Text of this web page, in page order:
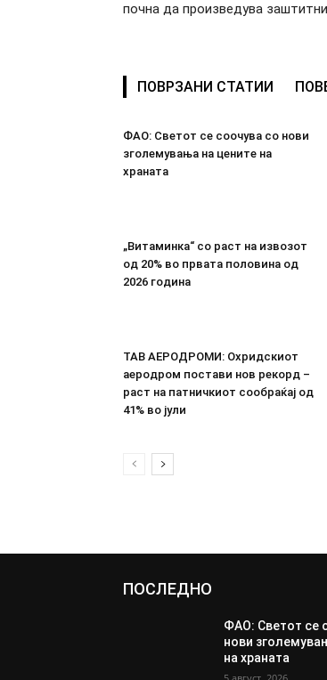
почна да произведува
ПОВРЗАНИ СТАТИИ
ФАО: Светот се соочува со нови
зголемувања на цените на
храната
„Витаминка“ со раст на извозот
од 20% во првата половина од
2026 година
ТАВ АЕРОДРОМИ: Охридскиот
аеродром постави нов рекорд –
раст на патничкиот сообраќај од
41% во јули
ПОСЛЕДНО
ФАО: Светот се
нови
на храната